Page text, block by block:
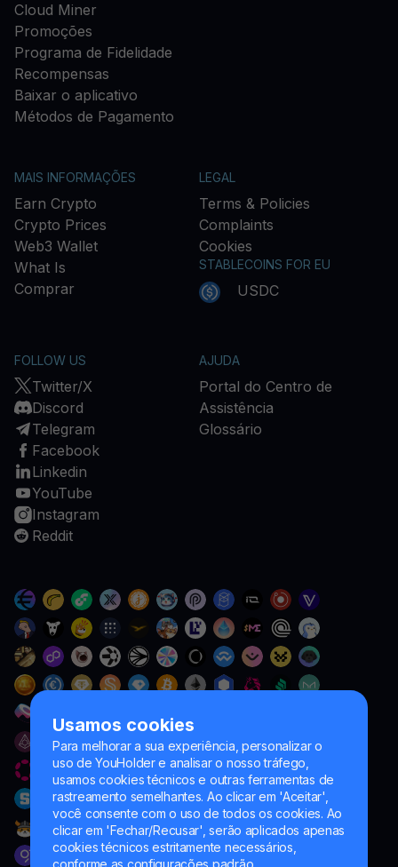
Usamos cookies
Para melhorar a sua experiência, personalizar o
uso de YouHolder e analisar o nosso tráfego,
usamos cookies técnicos e outras ferramentas de
rastreamento semelhantes. Ao clicar em 'Aceitar',
você consente com o uso de todos os cookies. Ao
clicar em 'Fechar/Recusar', serão aplicados apenas
cookies técnicos estritamente necessários,
Cloud Miner
Promoções
Programa de Fidelidade
Recompensas
Baixar o aplicativo
Métodos de Pagamento
MAIS INFORMAÇÕES
Earn Crypto
Crypto Prices
Web3 Wallet
What Is
Comprar
LEGAL
Terms & Policies
Complaints
Cookies
STABLECOINS FOR EU
USDC
FOLLOW US
Twitter/X
Discord
Telegram
Facebook
Linkedin
YouTube
Instagram
Reddit
AJUDA
Portal do Centro de
Assistência
Glossário